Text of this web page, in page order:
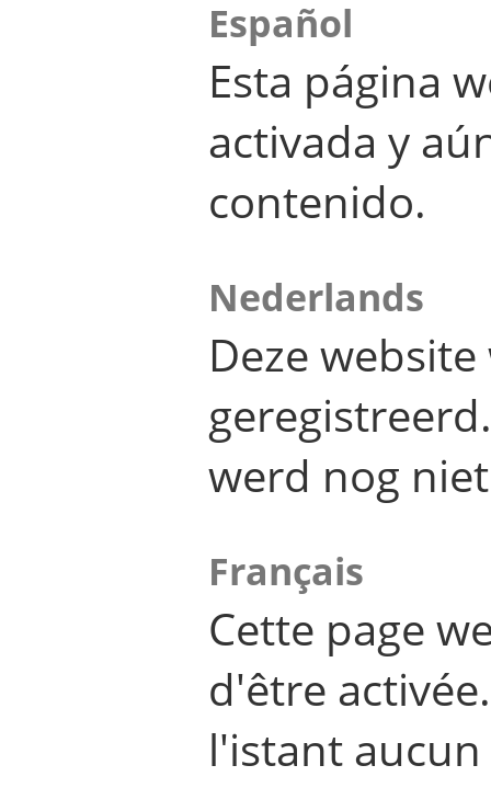
Español
Esta página
activada y
contenido.
Nederlands
Deze
werd nog
Français
Cette page
d'être
l'istant